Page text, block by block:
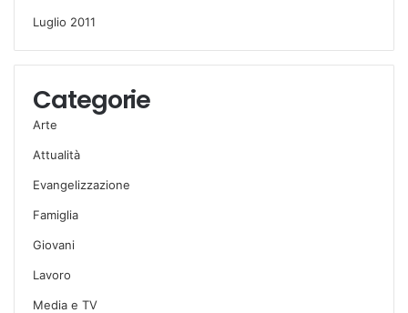
Luglio 2011
Categorie
Arte
Attualità
Evangelizzazione
Famiglia
Giovani
Lavoro
Media e TV